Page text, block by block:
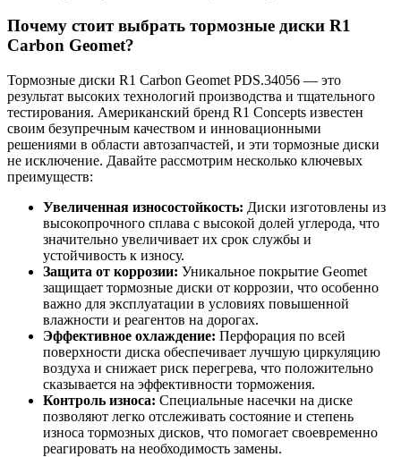
Почему стоит выбрать тормозные диски R1
Carbon Geomet?
Тормозные диски R1 Carbon Geomet PDS.34056 — это
результат высоких технологий производства и тщательного
тестирования. Американский бренд R1 Concepts известен
своим безупречным качеством и инновационными
решениями в области автозапчастей, и эти тормозные диски
не исключение. Давайте рассмотрим несколько ключевых
преимуществ:
Увеличенная износостойкость: Диски изготовлены из
высокопрочного сплава с высокой долей углерода, что
значительно увеличивает их срок службы и
устойчивость к износу.
Защита от коррозии: Уникальное покрытие Geomet
защищает тормозные диски от коррозии, что особенно
важно для эксплуатации в условиях повышенной
влажности и реагентов на дорогах.
Эффективное охлаждение: Перфорация по всей
поверхности диска обеспечивает лучшую циркуляцию
воздуха и снижает риск перегрева, что положительно
сказывается на эффективности торможения.
Контроль износа: Специальные насечки на диске
позволяют легко отслеживать состояние и степень
износа тормозных дисков, что помогает своевременно
реагировать на необходимость замены.